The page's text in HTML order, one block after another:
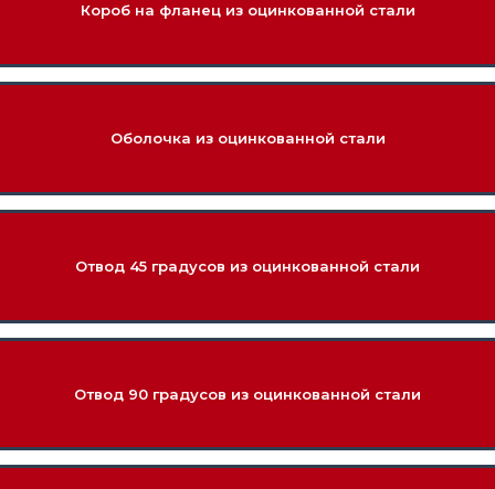
Короб на фланец из оцинкованной стали
Оболочка из оцинкованной стали
Отвод 45 градусов из оцинкованной стали
Отвод 90 градусов из оцинкованной стали